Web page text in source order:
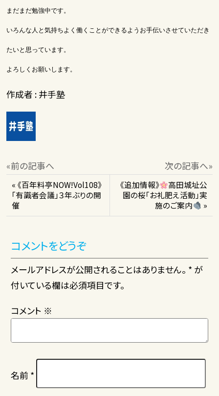
まだまだ勉強中です。
いろんな人と気持ちよく働くことができるようお手伝いさせていただき
たいと思っています。
よろしくお願いします。
作成者 : 井手塾
«前の記事へ 次の記事へ»
« 《百年料亭NOW!Vol108》
「有識者会議」３年ぶりの開
催
《追加情報》
高田城址公
園の桜「お礼肥え活動」実
施のご案内
»
コメントをどうぞ
メールアドレスが公開されることはありません。 * が
付いている欄は必須項目です。
コメント ※
名前 *